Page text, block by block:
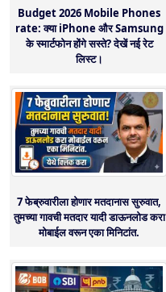
Budget 2026 Mobile Phones
rate: क्या iPhone और Samsung
के स्मार्टफोन होंगे सस्ते? देखें नई रेट
लिस्ट।
7 फेब्रुवारीला होणार मतदानास सुरुवात,
तुमच्या गावची मतदार यादी डाऊनलोड करा
मोबाईल वरून एका मिनिटांत.